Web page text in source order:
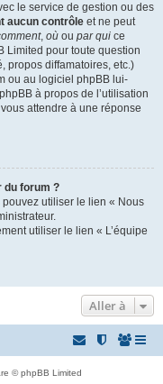
le service de gestion ou des
aucun contrôle et ne peut
, où ou par qui ce
Limited pour toute question
propos diffamatoires, etc.)
ou au logiciel phpBB lui-
à propos de l’utilisation
attendre à une réponse
du forum ?
pouvez utiliser le lien « Nous
utiliser le lien « L’équipe
Aller à
© phpBB Limited